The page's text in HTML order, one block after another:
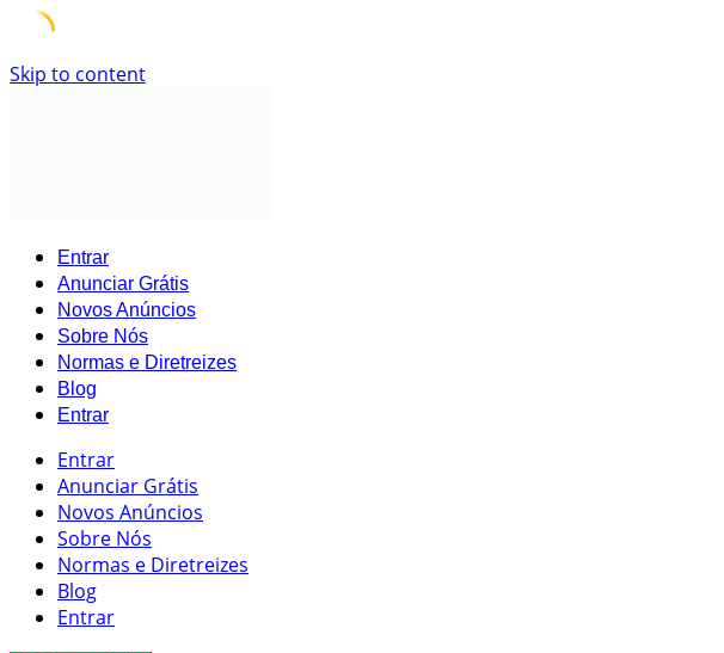
Skip to content
Entrar
Anunciar Grátis
Novos Anúncios
Sobre Nós
Normas e Diretreizes
Blog
Entrar
Entrar
Anunciar Grátis
Novos Anúncios
Sobre Nós
Normas e Diretreizes
Blog
Entrar